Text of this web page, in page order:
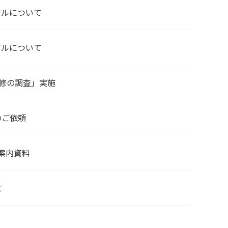
について
について
の調査」実施
依頼
内資料